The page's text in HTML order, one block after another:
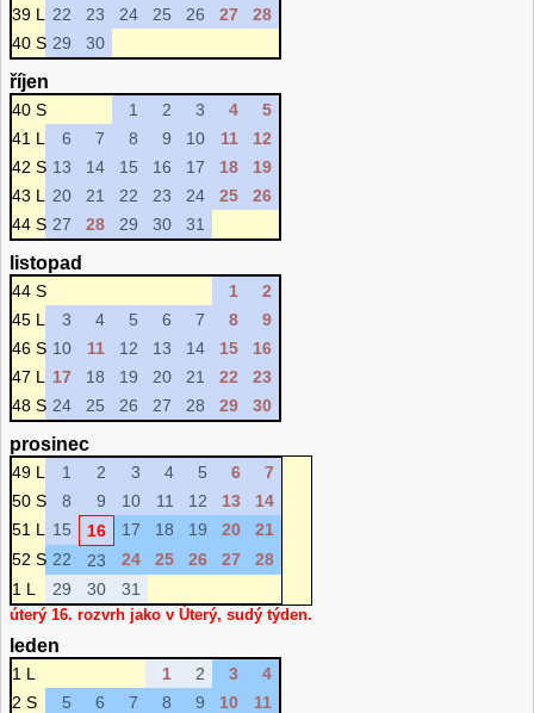
39 L
22 23 24 25 26 27
28
40 S 29 30
říjen
40 S 1 2 3 4
5
41 L
6 7 8 9 10 11
12
42 S 13 14 15 16 17 18
19
43 L
20 21 22 23 24 25
26
44 S 27 28 29 30 31
listopad
44 S 1
2
45 L
3 4 5 6 7 8
9
46 S 10 11 12 13 14 15
16
47 L
17 18 19 20 21 22
23
48 S 24 25 26 27 28 29 30
prosinec
49 L 1 2 3 4 5 6
7
50 S
8 9 10 11 12 13
14
51 L
15 16 17 18 19 20
21
52 S 22 23 24 25 26 27
28
1 L
29 30 31
úterý 16. rozvrh jako v Úterý, sudý týden.
leden
1 L 1 2 3
4
2 S
5 6 7 8 9 10
11